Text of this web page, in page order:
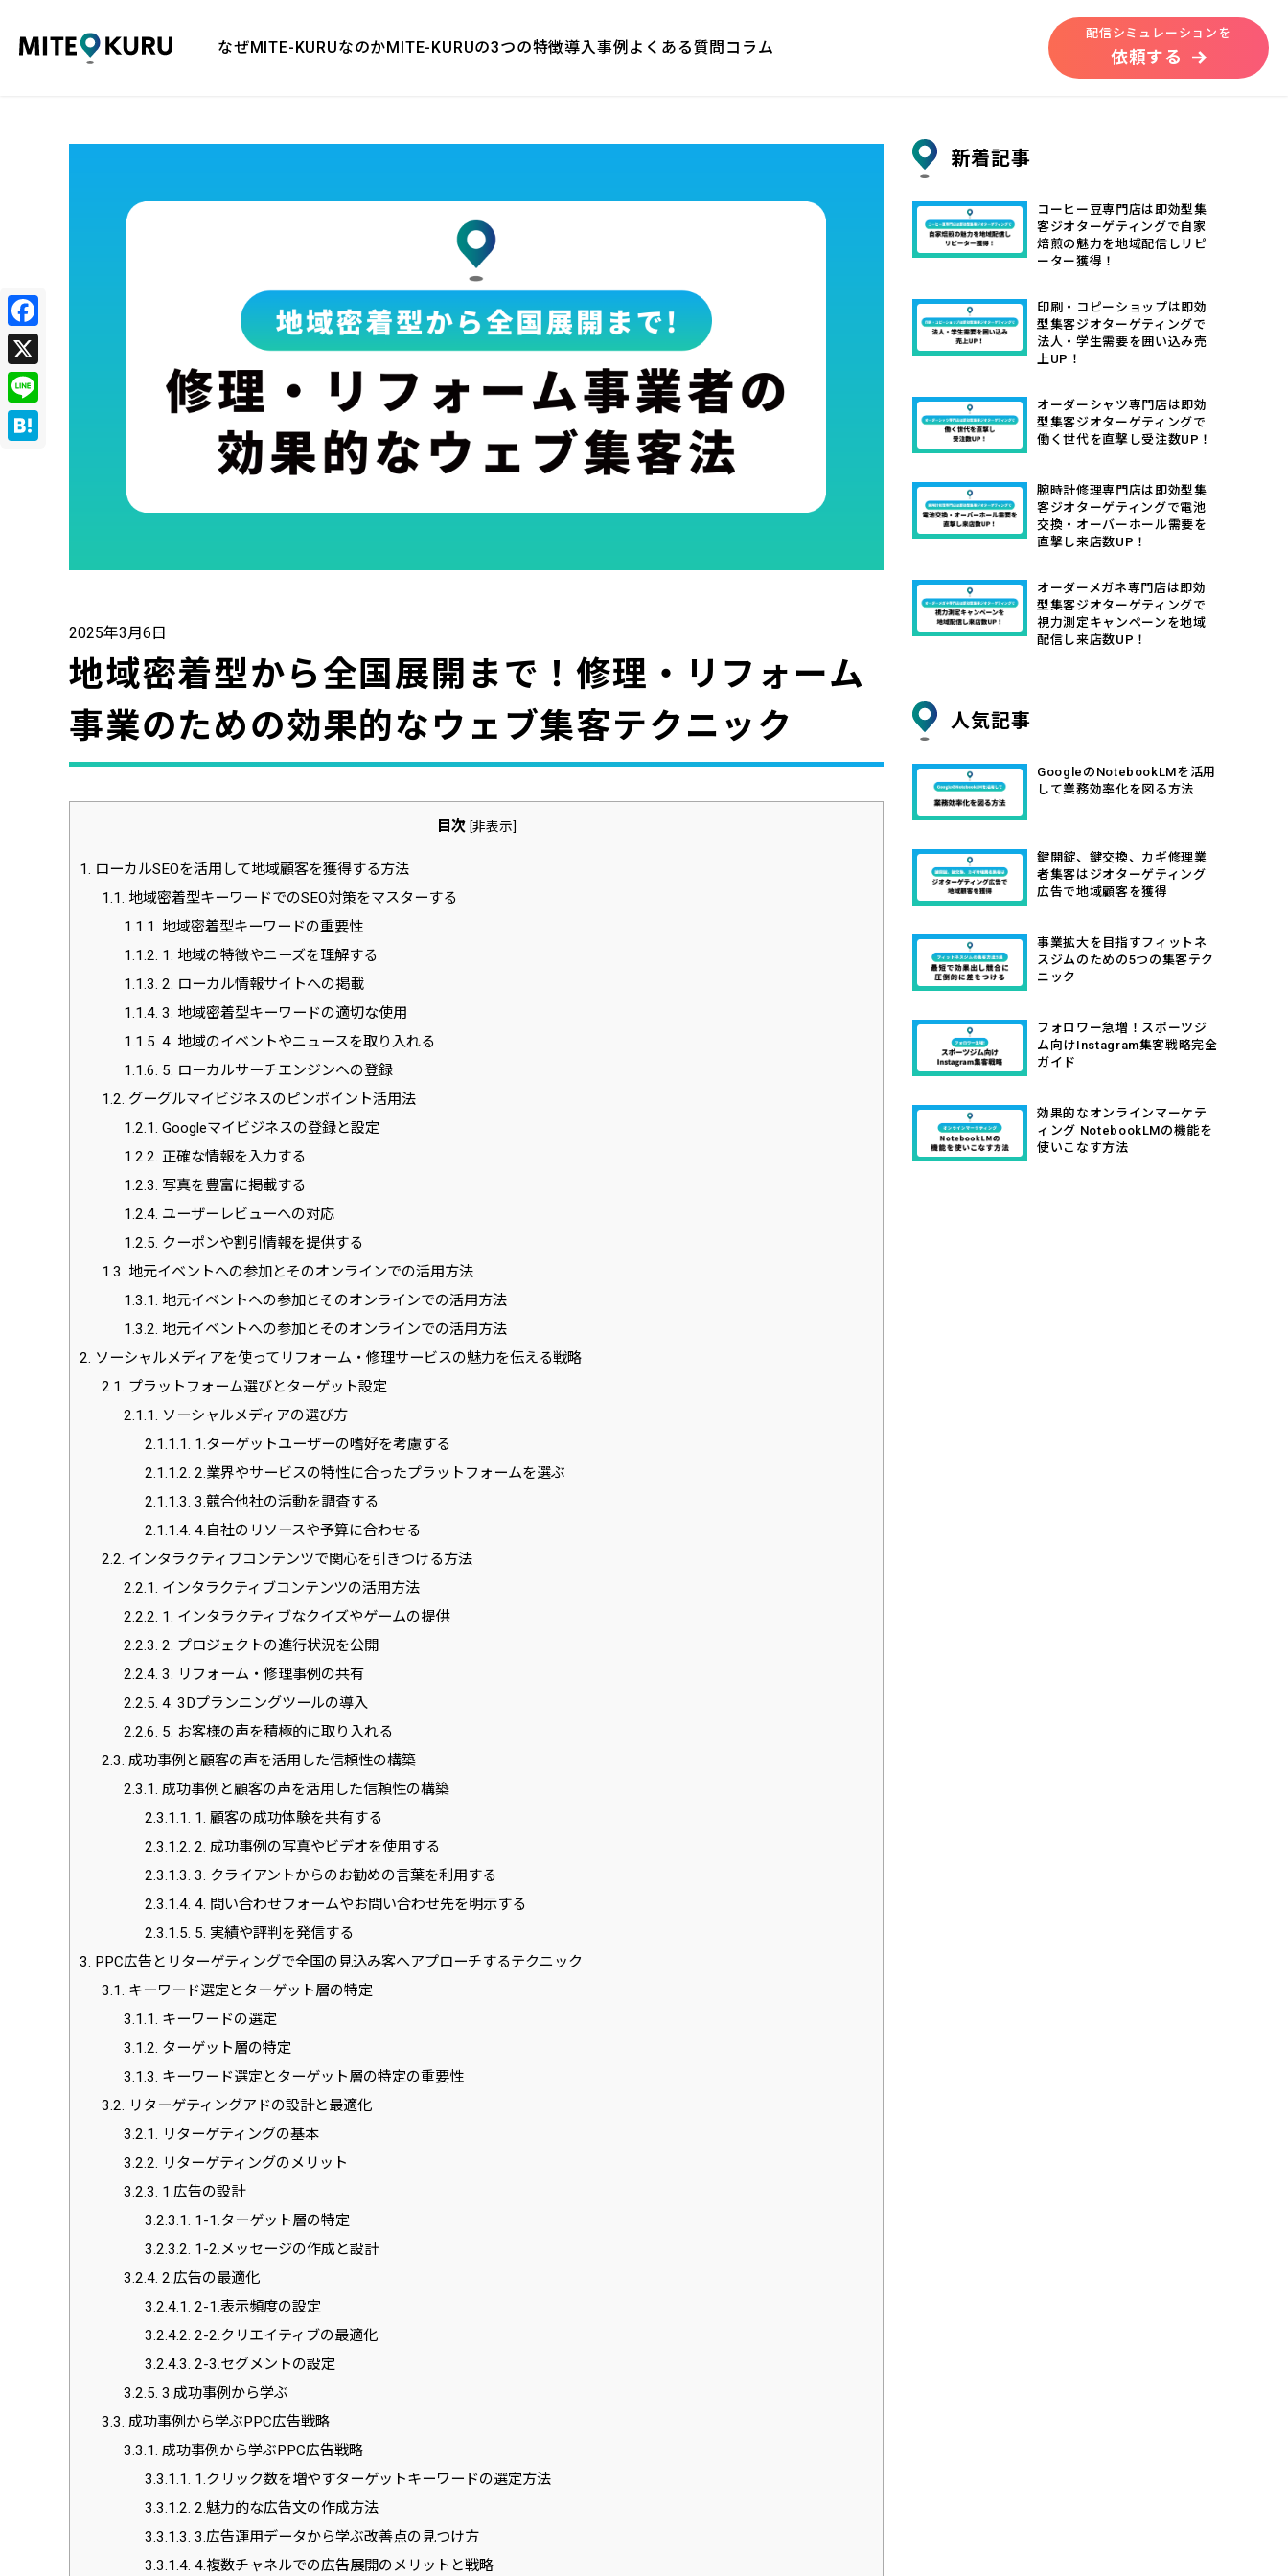
なぜMITE-KURUなのかMITE-KURUの3つの特徴導入事例 よくある質問 コラム
配信シミュレーションを
依頼する
2025年3月6日
地域密着型から全国展開まで！修理・リフォーム
事業のための効果的なウェブ集客テクニック
目次 [非表示]
1. ローカルSEOを活用して地域顧客を獲得する方法
1.1. 地域密着型キーワードでのSEO対策をマスターする
1.1.1. 地域密着型キーワードの重要性
1.1.2. 1. 地域の特徴やニーズを理解する
1.1.3. 2. ローカル情報サイトへの掲載
1.1.4. 3. 地域密着型キーワードの適切な使用
1.1.5. 4. 地域のイベントやニュースを取り入れる
1.1.6. 5. ローカルサーチエンジンへの登録
1.2. グーグルマイビジネスのピンポイント活用法
1.2.1. Googleマイビジネスの登録と設定
1.2.2. 正確な情報を入力する
1.2.3. 写真を豊富に掲載する
1.2.4. ユーザーレビューへの対応
1.2.5. クーポンや割引情報を提供する
1.3. 地元イベントへの参加とそのオンラインでの活用方法
1.3.1. 地元イベントへの参加とそのオンラインでの活用方法
1.3.2. 地元イベントへの参加とそのオンラインでの活用方法
2. ソーシャルメディアを使ってリフォーム・修理サービスの魅力を伝える戦略
2.1. プラットフォーム選びとターゲット設定
2.1.1. ソーシャルメディアの選び方
2.1.1.1. 1.ターゲットユーザーの嗜好を考慮する
2.1.1.2. 2.業界やサービスの特性に合ったプラットフォームを選ぶ
2.1.1.3. 3.競合他社の活動を調査する
2.1.1.4. 4.自社のリソースや予算に合わせる
2.2. インタラクティブコンテンツで関心を引きつける方法
2.2.1. インタラクティブコンテンツの活用方法
2.2.2. 1. インタラクティブなクイズやゲームの提供
2.2.3. 2. プロジェクトの進行状況を公開
2.2.4. 3. リフォーム・修理事例の共有
2.2.5. 4. 3Dプランニングツールの導入
2.2.6. 5. お客様の声を積極的に取り入れる
2.3. 成功事例と顧客の声を活用した信頼性の構築
2.3.1. 成功事例と顧客の声を活用した信頼性の構築
2.3.1.1. 1. 顧客の成功体験を共有する
2.3.1.2. 2. 成功事例の写真やビデオを使用する
2.3.1.3. 3. クライアントからのお勧めの言葉を利用する
2.3.1.4. 4. 問い合わせフォームやお問い合わせ先を明示する
2.3.1.5. 5. 実績や評判を発信する
3. PPC広告とリターゲティングで全国の見込み客へアプローチするテクニック
3.1. キーワード選定とターゲット層の特定
3.1.1. キーワードの選定
3.1.2. ターゲット層の特定
3.1.3. キーワード選定とターゲット層の特定の重要性
3.2. リターゲティングアドの設計と最適化
3.2.1. リターゲティングの基本
3.2.2. リターゲティングのメリット
3.2.3. 1.広告の設計
3.2.3.1. 1-1.ターゲット層の特定
3.2.3.2. 1-2.メッセージの作成と設計
3.2.4. 2.広告の最適化
3.2.4.1. 2-1.表示頻度の設定
3.2.4.2. 2-2.クリエイティブの最適化
3.2.4.3. 2-3.セグメントの設定
3.2.5. 3.成功事例から学ぶ
3.3. 成功事例から学ぶPPC広告戦略
3.3.1. 成功事例から学ぶPPC広告戦略
3.3.1.1. 1.クリック数を増やすターゲットキーワードの選定方法
3.3.1.2. 2.魅力的な広告文の作成方法
3.3.1.3. 3.広告運用データから学ぶ改善点の見つけ方
3.3.1.4. 4.複数チャネルでの広告展開のメリットと戦略
新着記事
コーヒー豆専門店は即効型集
客ジオターゲティングで自家
焙煎の魅力を地域配信しリピ
ーター獲得！
印刷・コピーショップは即効
型集客ジオターゲティングで
法人・学生需要を囲い込み売
上UP！
オーダーシャツ専門店は即効
型集客ジオターゲティングで
働く世代を直撃し受注数UP！
腕時計修理専門店は即効型集
客ジオターゲティングで電池
交換・オーバーホール需要を
直撃し来店数UP！
オーダーメガネ専門店は即効
型集客ジオターゲティングで
視力測定キャンペーンを地域
配信し来店数UP！
人気記事
GoogleのNotebookLMを活用
して業務効率化を図る方法
鍵開錠、鍵交換、カギ修理業
者集客はジオターゲティング
広告で地域顧客を獲得
事業拡大を目指すフィットネ
スジムのための5つの集客テク
ニック
フォロワー急増！スポーツジ
ム向けInstagram集客戦略完全
ガイド
効果的なオンラインマーケテ
ィング NotebookLMの機能を
使いこなす方法
Facebook
X
Line